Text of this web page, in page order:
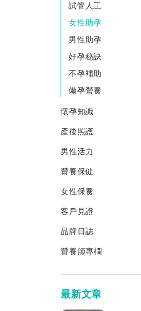
試管人工
女性助孕
男性助孕
好孕秘訣
不孕補助
備孕營養
懷孕知識
產後照護
男性活力
營養保健
女性保養
客戶見證
品牌日誌
營養師專欄
最新文章